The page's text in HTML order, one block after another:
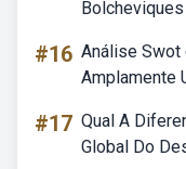
#16 Análise Swot
Amplamente
#17 Qual A
Global Do